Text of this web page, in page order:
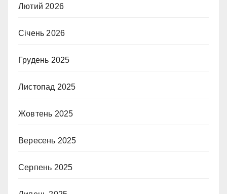
Лютий 2026
Січень 2026
Грудень 2025
Листопад 2025
Жовтень 2025
Вересень 2025
Серпень 2025